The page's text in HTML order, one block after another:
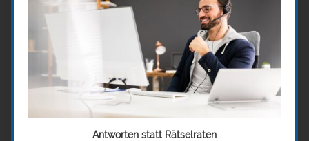
Antworten statt Rätselraten